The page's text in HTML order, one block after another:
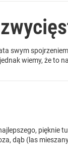
swym
wiemy, że to
pięknie
dąb (las